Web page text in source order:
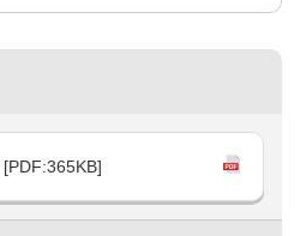
[PDF:365KB]